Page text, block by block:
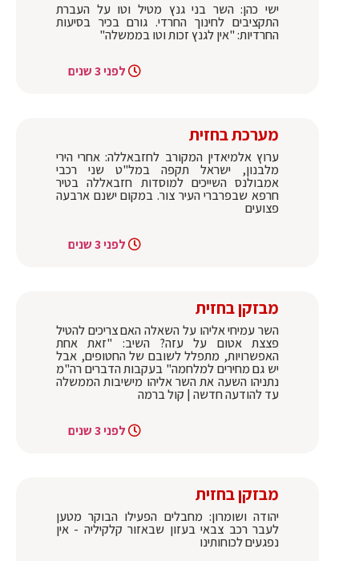
ישי כהן: השר בני גנץ מטיל וטו על העברת
התקציבים לחינוך החרדי. גורם בכיר בסיעות
החרדיות: "אין לגנץ זכות וטו בממשלה"
לפני 3 שנים
מערכת בחזית
ערוץ אלמיאדין המקורב לחזבאללה: אחרי הירי
מלבנון, ישראל תקפה במל"ט שני רכבי
אמבולנס השייכים למוסדות חזבאללה בטיר
חרפא שבפרברי העיר צור. במקום ישנם ארבעה
פצועים
לפני 3 שנים
מבזקן בחזית
השר עמיחי אליהו על השאלה האם צריכים להטיל
פצצת אטום על עזה? השיב: "זאת אחת
האפשרויות, מתפלל לשובם של החטופים, אבל
יש גם מחירים למלחמה" בעקבות הדברים רה"מ
נתניהו השעה את השר אליהו מישיבות הממשלה
עד להודעה חדשה | קול ברמה
לפני 3 שנים
מבזקן בחזית
יהודה ושומרון: מחבלים הפעילו הבוקר מטען
לעבר רכב צבאי בעזון שבאזור קלקיליה - אין
נפגעים לכוחותינו